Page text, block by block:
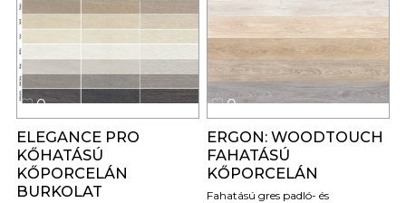
0
ELEGANCE PRO
KŐHATÁSÚ
KŐPORCELÁN
BURKOLAT
0
ERGON: WOODTOUCH
FAHATÁSÚ
KŐPORCELÁN
Fahatású gres padló- és